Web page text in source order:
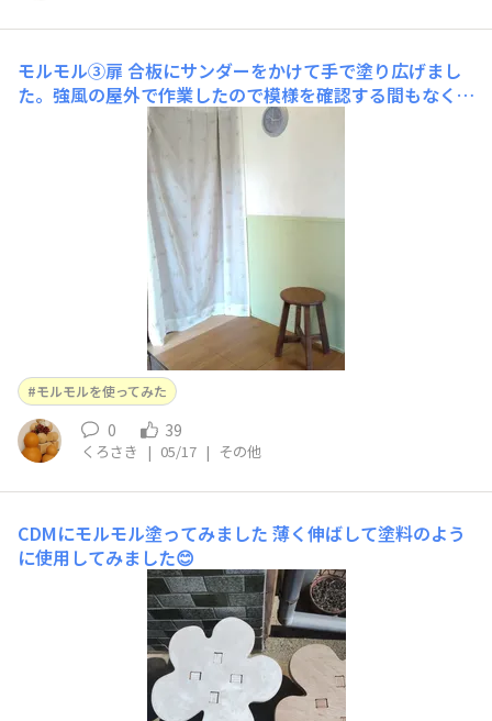
モルモル③扉 合板にサンダーをかけて手で塗り広げまし
た。強風の屋外で作業したので模様を確認する間もなく乾
燥しました。後で確認したら強風の日は避けるよう書いて
ありました😅下地処理もした方がよかったみたいです…
今のところ表面は変化ありません。壁のように作って扉に
モルモルを使ってみた
0 39
くろさき | 05/17 | その他
CDMにモルモル塗ってみました 薄く伸ばして塗料のよう
に使用してみました😊